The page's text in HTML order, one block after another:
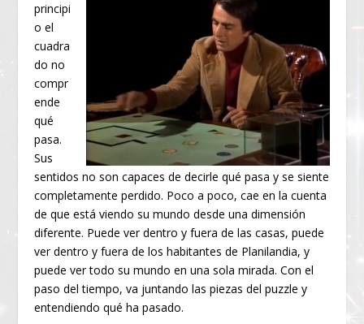
principi
o el
cuadra
do no
compr
ende
qué
pasa.
Sus
sentidos no son capaces de decirle qué pasa y se siente
completamente perdido. Poco a poco, cae en la cuenta
de que está viendo su mundo desde una dimensión
diferente. Puede ver dentro y fuera de las casas, puede
ver dentro y fuera de los habitantes de Planilandia, y
puede ver todo su mundo en una sola mirada. Con el
paso del tiempo, va juntando las piezas del puzzle y
entendiendo qué ha pasado.